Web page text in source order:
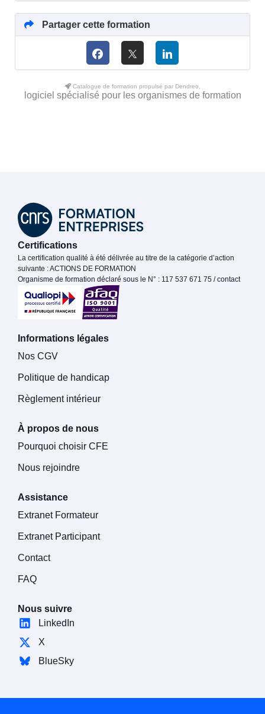
Partager cette formation
Catalogue de formation propulsé par Dendreo,
logiciel spécialisé pour les organismes de formation
Certifications
La certification qualité à été délivrée au titre de la catégorie d’action
suivante : ACTIONS DE FORMATION
Organisme de formation déclaré sous le N° : 117 537 671 75 / contact
Informations légales
Nos CGV
Politique de handicap
Règlement intérieur
À propos de nous
Pourquoi choisir CFE
Nous rejoindre
Assistance
Extranet Formateur
Extranet Participant
Contact
FAQ
Nous suivre
LinkedIn
X
BlueSky